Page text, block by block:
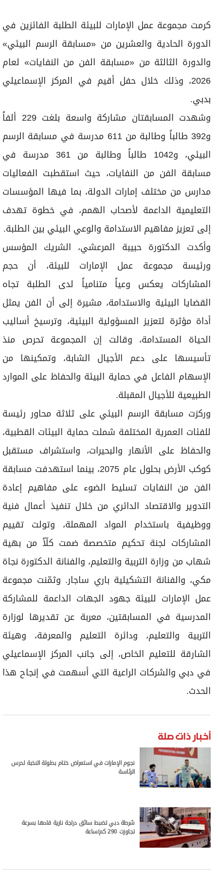
عدد اليوم
مواقيت الصلاة
الأحوال الجوية
كرمت مجموعة عمل الإمارات للبيئة الطلبة الفائزين في
الدورة الحادية والعشرين من «مسابقة الرسم البيئي»
والدورة الثالثة من «مسابقة الفن من النفايات» لعام
2026، وذلك خلال حفل أقيم في المركز الإسماعيلي
بدبي.
وشهدت المسابقتان مشاركة واسعة بلغت 229 ألفاً
و392 طالباً وطالبة من 611 مدرسة في مسابقة الرسم
البيئي، و1042 طالباً وطالبة من 361 مدرسة في
مسابقة الفن من النفايات، حيث استقطبت الفعاليات
مدارس من مختلف إمارات الدولة، بما فيها المؤسسات
التعليمية الداعمة لأصحاب الهمم، في خطوة تهدف
إلى تعزيز مفاهيم الاستدامة والوعي البيئي بين الطلبة.
وأكدت الدكتورة حبيبة المرعشي، الشريك المؤسس
ورئيسة مجموعة عمل الإمارات للبيئة، أن حجم
المشاركات يعكس وعياً متنامياً لدى الطلبة تجاه
القضايا البيئية والاستدامة، مشيرة إلى أن الفن يمثل
أداة مؤثرة لتعزيز المسؤولية البيئية، وترسيخ أساليب
الحياة المستدامة، وقالت إن المجموعة تحرص منذ
تأسيسها على دعم الأجيال الشابة، وتمكينها من
الإسهام الفاعل في حماية البيئة والحفاظ على الموارد
الطبيعية للأجيال المقبلة.
وركزت مسابقة الرسم البيئي على ثلاثة محاور رئيسة
للفئات العمرية المختلفة شملت حماية البيئات القطبية،
والحفاظ على الأنهار والبحيرات، واستشراف مستقبل
كوكب الأرض بحلول عام 2075، بينما استهدفت مسابقة
الفن من النفايات تسليط الضوء على مفاهيم إعادة
التدوير والاقتصاد الدائري من خلال تنفيذ أعمال فنية
ووظيفية باستخدام المواد المهملة، وتولت تقييم
المشاركات لجنة تحكيم متخصصة ضمت كلّاً من بهية
شهاب من وزارة التربية والتعليم، والفنانة الدكتورة نجاة
مكي، والفنانة التشكيلية باري ساجار. وثمّنت مجموعة
عمل الإمارات للبيئة جهود الجهات الداعمة للمشاركة
المدرسية في المسابقتين، معربة عن تقديرها لوزارة
التربية والتعليم، ودائرة التعليم والمعرفة، وهيئة
الشارقة للتعليم الخاص، إلى جانب المركز الإسماعيلي
في دبي والشركات الراعية التي أسهمت في إنجاح هذا
الحدث.
أخبار ذات صلة
نجوم الإمارات في استعراض ختام بطولة النخبة لحرس
الرئاسة
شرطة دبي تضبط سائق دراجة نارية قادها بسرعة
تجاوزت 290 كم/ساعة